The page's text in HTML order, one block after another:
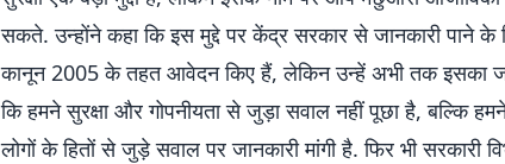
सकते. उन्होंने कहा कि इस मुद्दे पर केंद्र सरकार से जानकारी पाने के
कानून 2005 के तहत आवेदन किए हैं, लेकिन उन्हें अभी तक इसका
कि हमने सुरक्षा और गोपनीयता से जुड़ा सवाल नहीं पूछा है, बल्कि
लोगों के हितों से जुड़े सवाल पर जानकारी मांगी है. फिर भी सरकारी